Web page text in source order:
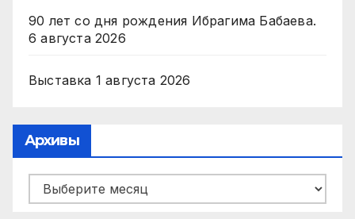
90 лет со дня рождения Ибрагима Бабаева.
6 августа 2026
Выставка 1 августа 2026
Архивы
Архивы